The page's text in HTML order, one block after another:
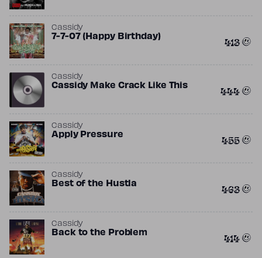
Cassidy
7-7-07 (Happy Birthday) 413
Cassidy
Cassidy Make Crack Like This 444
Cassidy
Apply Pressure 455
Cassidy
Best of the Hustla 463
Cassidy
Back to the Problem 414